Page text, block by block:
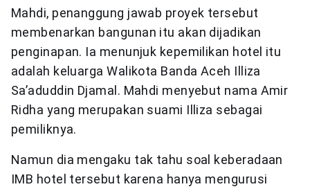
Mahdi, penanggung jawab proyek tersebut
membenarkan bangunan itu akan dijadikan
penginapan. Ia menunjuk kepemilikan hotel itu
adalah keluarga Walikota Banda Aceh Illiza
Sa’aduddin Djamal. Mahdi menyebut nama Amir
Ridha yang merupakan suami Illiza sebagai
pemiliknya.
Namun dia mengaku tak tahu soal keberadaan
IMB hotel tersebut karena hanya mengurusi